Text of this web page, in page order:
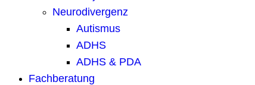
Neurodivergenz
Autismus
ADHS
ADHS & PDA
Fachberatung